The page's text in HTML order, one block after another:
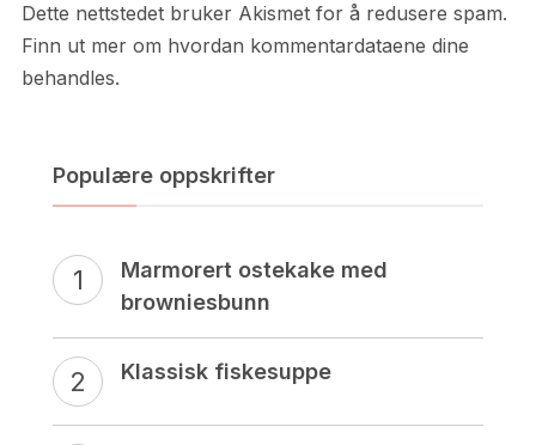
Dette nettstedet bruker Akismet for å redusere spam.
Finn ut mer om hvordan kommentardataene dine
behandles.
Populære oppskrifter
Marmorert ostekake med
browniesbunn
Klassisk fiskesuppe